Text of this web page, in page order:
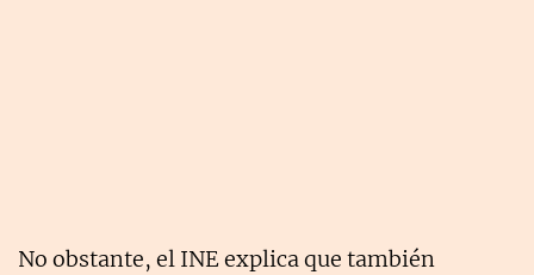
No obstante, el INE explica que también